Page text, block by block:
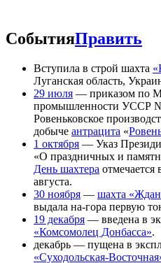
СобытияПравить
Вступила в строй шахта
Луганская область,
29 июля — приказом по
промышленности УССР №
Ровеньковское
добыче антрацита «
1 октября — Указ
«О праздничных и
День шахтера отмечается
августа.
30 ноября — шахта
выдала на-гора первую
19 декабря — введена в
«Комсомолец Донбасса».
декабрь — пущена в
«Суходольская-